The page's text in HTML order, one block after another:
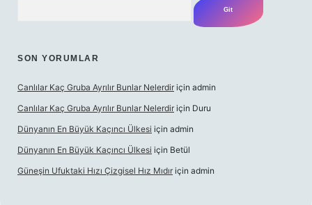
SON YORUMLAR
Canlılar Kaç Gruba Ayrılır Bunlar Nelerdir için admin
Canlılar Kaç Gruba Ayrılır Bunlar Nelerdir için Duru
Dünyanın En Büyük Kaçıncı Ülkesi için admin
Dünyanın En Büyük Kaçıncı Ülkesi için Betül
Güneşin Ufuktaki Hızı Çizgisel Hız Mıdır için admin